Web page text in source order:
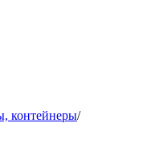
контейнеры/